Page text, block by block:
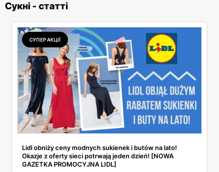
Сукні - статті
СУПЕР АКЦІЇ
Lidl obniży ceny modnych sukienek i butów na lato!
Okazje z oferty sieci potrwają jeden dzień! [NOWA
GAZETKA PROMOCYJNA LIDL]